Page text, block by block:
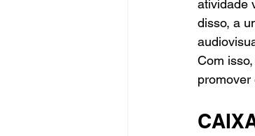
atividade
disso, a
Com
promover